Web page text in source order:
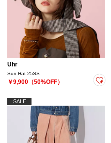
Uhr
Sun Hat 25SS
￥9,900（50%OFF）
SALE